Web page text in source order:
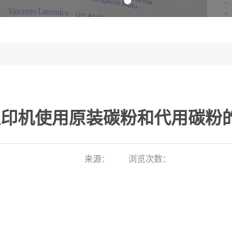
机使用原装碳粉和代用碳粉
来源： 浏览次数：